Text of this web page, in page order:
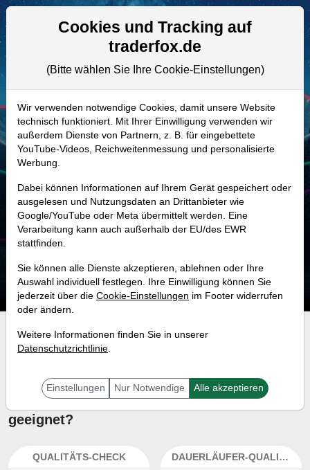
Aktien- und Artikelsuche
919910 | FNB–FNB Aktie
Realtime-Aktienkurs:
-
-
Marktkapitalisierung 6,75 Mrd. USD
Unternehmenswert 10,79 Mrd. USD
Investment-Check:
Kaufempfehlung?
Ist die Aktie von FNB zum
Kaufen und Liegenlassen
geeignet?
QUALITÄTS-CHECK DAUERLÄUFER-QUALITÄTEN
Cookies und Tracking auf
traderfox.de
(Bitte wählen Sie Ihre Cookie-Einstellungen)
Wir verwenden notwendige Cookies, damit unsere Website
technisch funktioniert. Mit Ihrer Einwilligung verwenden wir
außerdem Dienste von Partnern, z. B. für eingebettete
YouTube-Videos, Reichweitenmessung und personalisierte
Werbung.
Dabei können Informationen auf Ihrem Gerät gespeichert oder
ausgelesen und Nutzungsdaten an Drittanbieter wie
Google/YouTube oder Meta übermittelt werden. Eine
Verarbeitung kann auch außerhalb der EU/des EWR
stattfinden.
Sie können alle Dienste akzeptieren, ablehnen oder Ihre
Auswahl individuell festlegen. Ihre Einwilligung können Sie
jederzeit über die Cookie-Einstellungen im Footer widerrufen
oder ändern.
Weitere Informationen finden Sie in unserer
Datenschutzrichtlinie.
Einstellungen Nur Notwendige Alle akzeptieren